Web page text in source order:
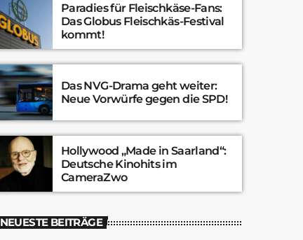
Paradies für Fleischkäse-Fans:
Das Globus Fleischkäs-Festival
kommt!
Das NVG-Drama geht weiter:
Neue Vorwürfe gegen die SPD!
Hollywood „Made in Saarland“:
Deutsche Kinohits im
CameraZwo
NEUESTE BEITRÄGE